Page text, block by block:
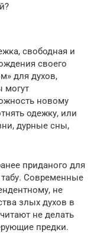
свободная и
своего
для духов,
могут
новому
одежку, или
дурные сны,
приданого для
Современные
не
злых духов в
не делать
предки.